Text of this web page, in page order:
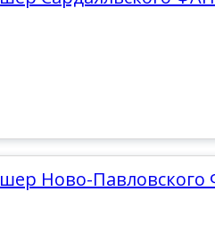
Ново-Павловского